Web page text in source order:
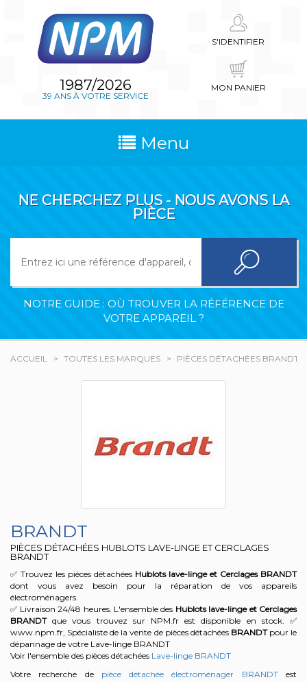
1987/2026
39 ANS À VOTRE SERVICE
S'IDENTIFIER
MON PANIER
Menu
NE CHERCHEZ PLUS - NOUS AVONS LA
PIÈCE
NOTRE GUIDE : OÙ TROUVER LA RÉFÉRENCE DE
VOTRE APPAREIL ?
ACCUEIL TOUTES LES MARQUES PIÈCES DÉTACHÉES BRANDT
BRANDT
PIÈCES DÉTACHÉES HUBLOTS LAVE-LINGE ET CERCLAGES
BRANDT
✅ Trouvez les pièces détachées Hublots lave-linge et Cerclages BRANDT
dont vous avez besoin pour la réparation de vos appareils
électroménagers.
✅ Livraison 24/48 heures. L'ensemble des Hublots lave-linge et Cerclages
BRANDTque vous trouvez sur NPM.fr est disponible en stock. ✅
www.npm.fr, Spécialiste de la vente de pièces détachées BRANDTpour le
dépannage de votre Lave-linge BRANDT
Voir l'ensemble des pièces détachées Lave-linge BRANDT
Votre recherche de pièce détachée électroménager BRANDTest